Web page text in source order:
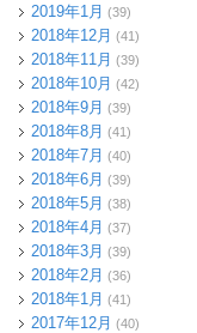
2019年1月 (39)
2018年12月 (41)
2018年11月 (39)
2018年10月 (42)
2018年9月 (39)
2018年8月 (41)
2018年7月 (40)
2018年6月 (39)
2018年5月 (38)
2018年4月 (37)
2018年3月 (39)
2018年2月 (36)
2018年1月 (41)
2017年12月 (40)